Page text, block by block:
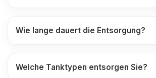
Wie lange dauert die Entsorgung?
Welche Tanktypen entsorgen Sie?